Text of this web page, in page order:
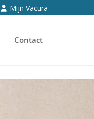
Mijn Vacura
Contact